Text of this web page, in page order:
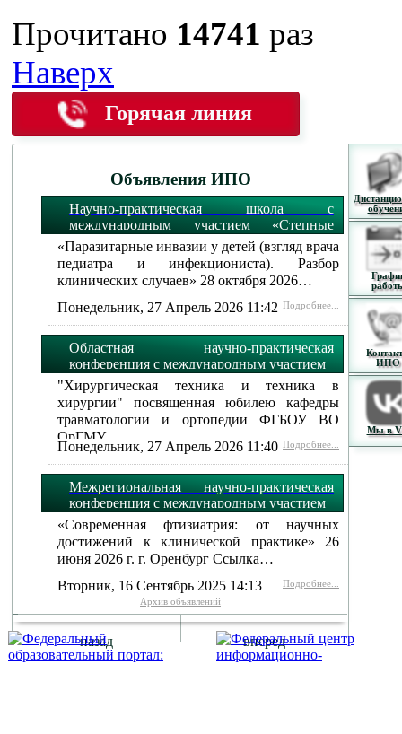
Прочитано 14741 раз
Наверх
Горячая линия
Объявления ИПО
Научно-практическая школа с
международным участием «Степные
огни»:
«Паразитарные инвазии у детей (взгляд врача
педиатра и инфекциониста). Разбор
клинических случаев» 28 октября 2026…
Понедельник, 27 Апрель 2026 11:42 Подробнее...
Областная научно-практическая
конференция с международным участием
"Хирургическая техника и техника в
хирургии" посвященная юбилею кафедры
травматологии и ортопедии ФГБОУ ВО
ОрГМУ…
Понедельник, 27 Апрель 2026 11:40 Подробнее...
Межрегиональная научно-практическая
конференция с международным участием
«Современная фтизиатрия: от научных
достижений к клинической практике» 26
июня 2026 г. г. Оренбург Ссылка…
Вторник, 16 Сентябрь 2025 14:13
Подробнее...
Архив объявлений
назад вперед
ИПО
Мы в